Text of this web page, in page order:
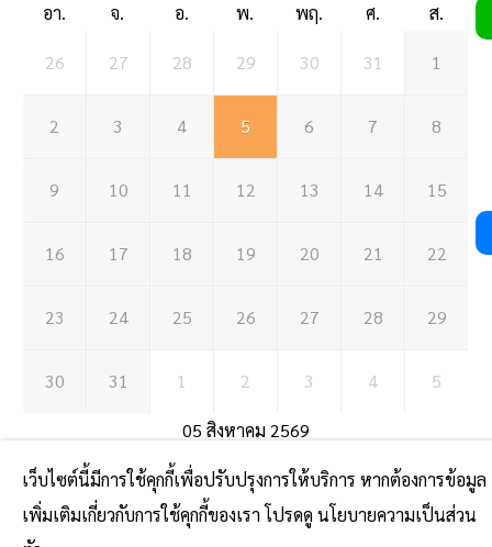
อา. จ. อ. พ. พฤ. ศ. ส.
26 27 28 29 30 31 1
2 3 4 5 6 7 8
9 10 11 12 13 14 15
16 17 18 19 20 21 22
23 24 25 26 27 28 29
30 31 1 2 3 4 5
05 สิงหาคม 2569
GCMS1
เว็บไซต์นี้มีการใช้คุกกี้เพื่อปรับปรุงการให้บริการ หากต้องการข้อมูล
เพิ่มเติมเกี่ยวกับการใช้คุกกี้ของเรา โปรดดู นโยบายความเป็นส่วน